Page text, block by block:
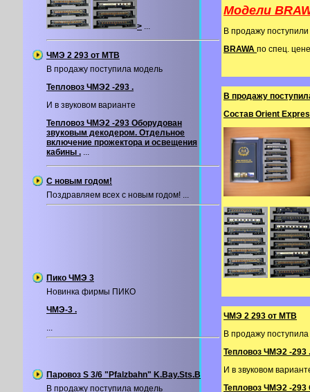
> ...
ЧМЭ 2 293 от MTB
В продажу поступила модель
Тепловоз ЧМЭ2 -293 .
И в звуковом варианте
Тепловоз ЧМЭ2 -293 Оборудован
звуковым декодером. Отдельное
включение прожектора и освещения
кабины . ...
С новым годом!
Поздравляем всех с новым годом! ...
Пико ЧМЭ 3
Новинка фирмы ПИКО
ЧМЭ-3 .
...
Паровоз S 3/6 "Pfalzbahn" K.Bay.Sts.B
В продажу поступила модель
Модели
В продажу
BRAWA по спец.
В продажу
Состав Orient
ЧМЭ 2 293 от MTB
В продажу
Тепловоз ЧМЭ2 -293 .
И в звуковом
Тепловоз ЧМЭ2 -293